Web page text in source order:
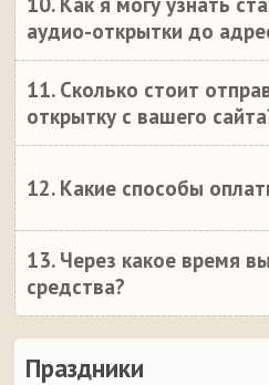
Праздники
аудио-открытки до
11. Сколько стоит
открытку с вашего
12. Какие способы
13. Через какое время
средства?